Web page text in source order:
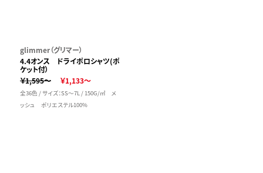
glimmer（グリマー）
4.4オンス ドライポロシャツ(ポ
ケット付）
￥1,595～
￥1,133～
全36色 / サイズ：SS～7L / 150G/㎡ メ
ッシュ ポリエステル100%